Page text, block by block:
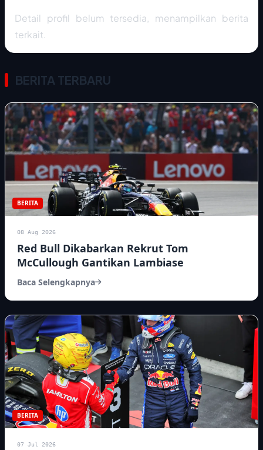
Detail profil belum tersedia, menampilkan berita
terkait.
BERITA TERBARU
BERITA
08 Aug 2026
Red Bull Dikabarkan Rekrut Tom
McCullough Gantikan Lambiase
Baca Selengkapnya
BERITA
07 Jul 2026